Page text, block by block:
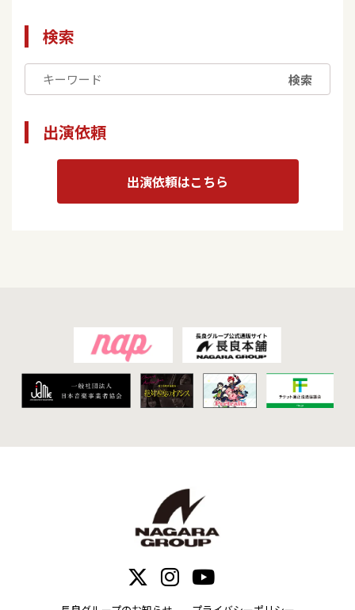
検索
検索
出演依頼
出演依頼はこちら